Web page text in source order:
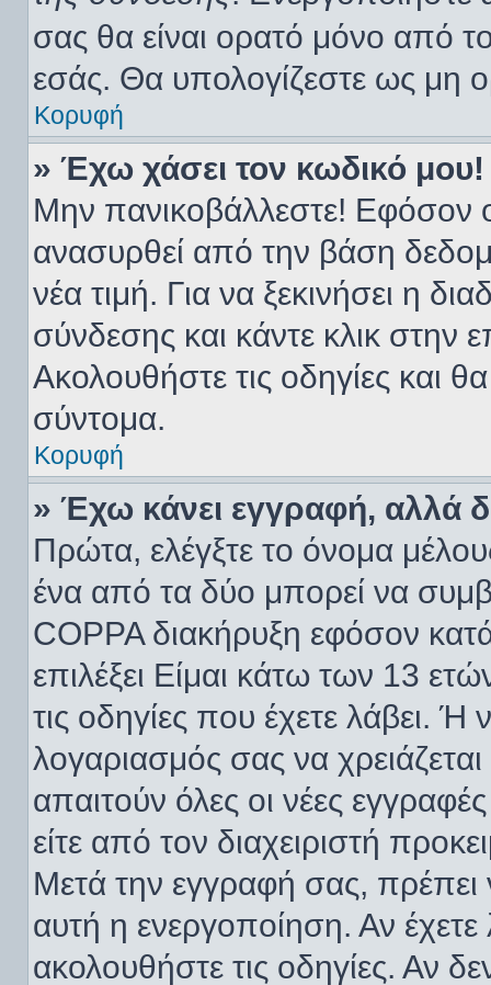
σας θα είναι ορατό μόνο από
εσάς. Θα υπολογίζεστε ως μη
Κορυφή
» Έχω χάσει τον κωδικό μου!
Μην πανικοβάλλεστε! Εφόσον
ανασυρθεί από την βάση
νέα τιμή. Για να ξεκινήσει η
σύνδεσης και κάντε κλικ στην
Ακολουθήστε τις οδηγίες και
σύντομα.
Κορυφή
» Έχω κάνει εγγραφή, αλλά
Πρώτα, ελέγξτε το όνομα
ένα από τα δύο μπορεί να
COPPA διακήρυξη εφόσον
επιλέξει Είμαι κάτω των 13
τις οδηγίες που έχετε λάβει. Ή
λογαριασμός σας να
απαιτούν όλες οι νέες
είτε από τον διαχειριστή
Μετά την εγγραφή σας, πρέπει
αυτή η ενεργοποίηση. Αν έχετε
ακολουθήστε τις οδηγίες. Αν